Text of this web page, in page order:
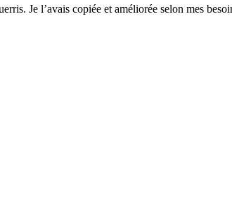
Je l’avais copiée et améliorée selon mes